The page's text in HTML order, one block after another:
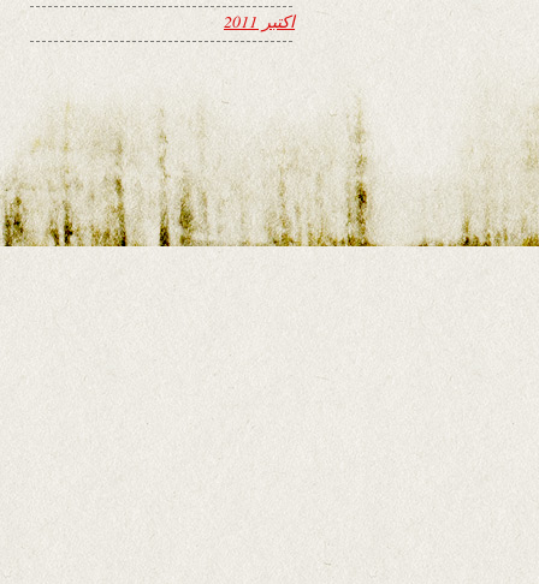
اکتبر 2011